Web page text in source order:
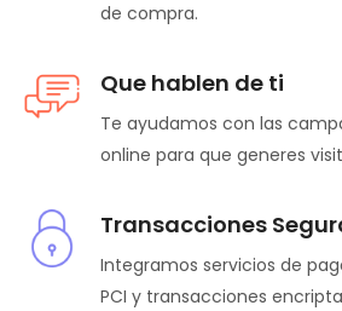
de compra.
Que hablen de ti
Te ayudamos con las
online para que generes
Transacciones
Integramos servicios de
PCI y transacciones